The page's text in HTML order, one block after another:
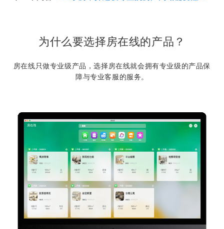
为什么要选择房在线的产品？
房在线只做专业级产品，选择房在线就会拥有专业级的产品保
障与专业客服的服务。